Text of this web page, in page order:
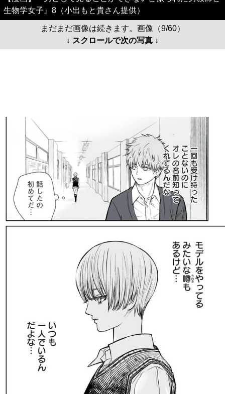
生物学女子』8（小出もと貴さん提供）
まだまだ画像は続きます。画像（9/60）
↓ スクロールで次の写真 ↓